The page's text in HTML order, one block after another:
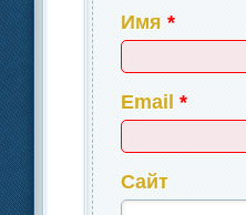
Имя*
Email*
Сайт